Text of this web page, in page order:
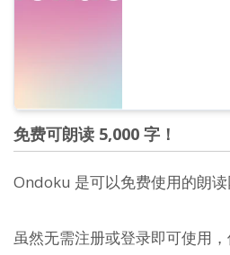
免费可朗读 5,000 字！
Ondoku 是可以免费使用的朗读
虽然无需注册或登录即可使用，